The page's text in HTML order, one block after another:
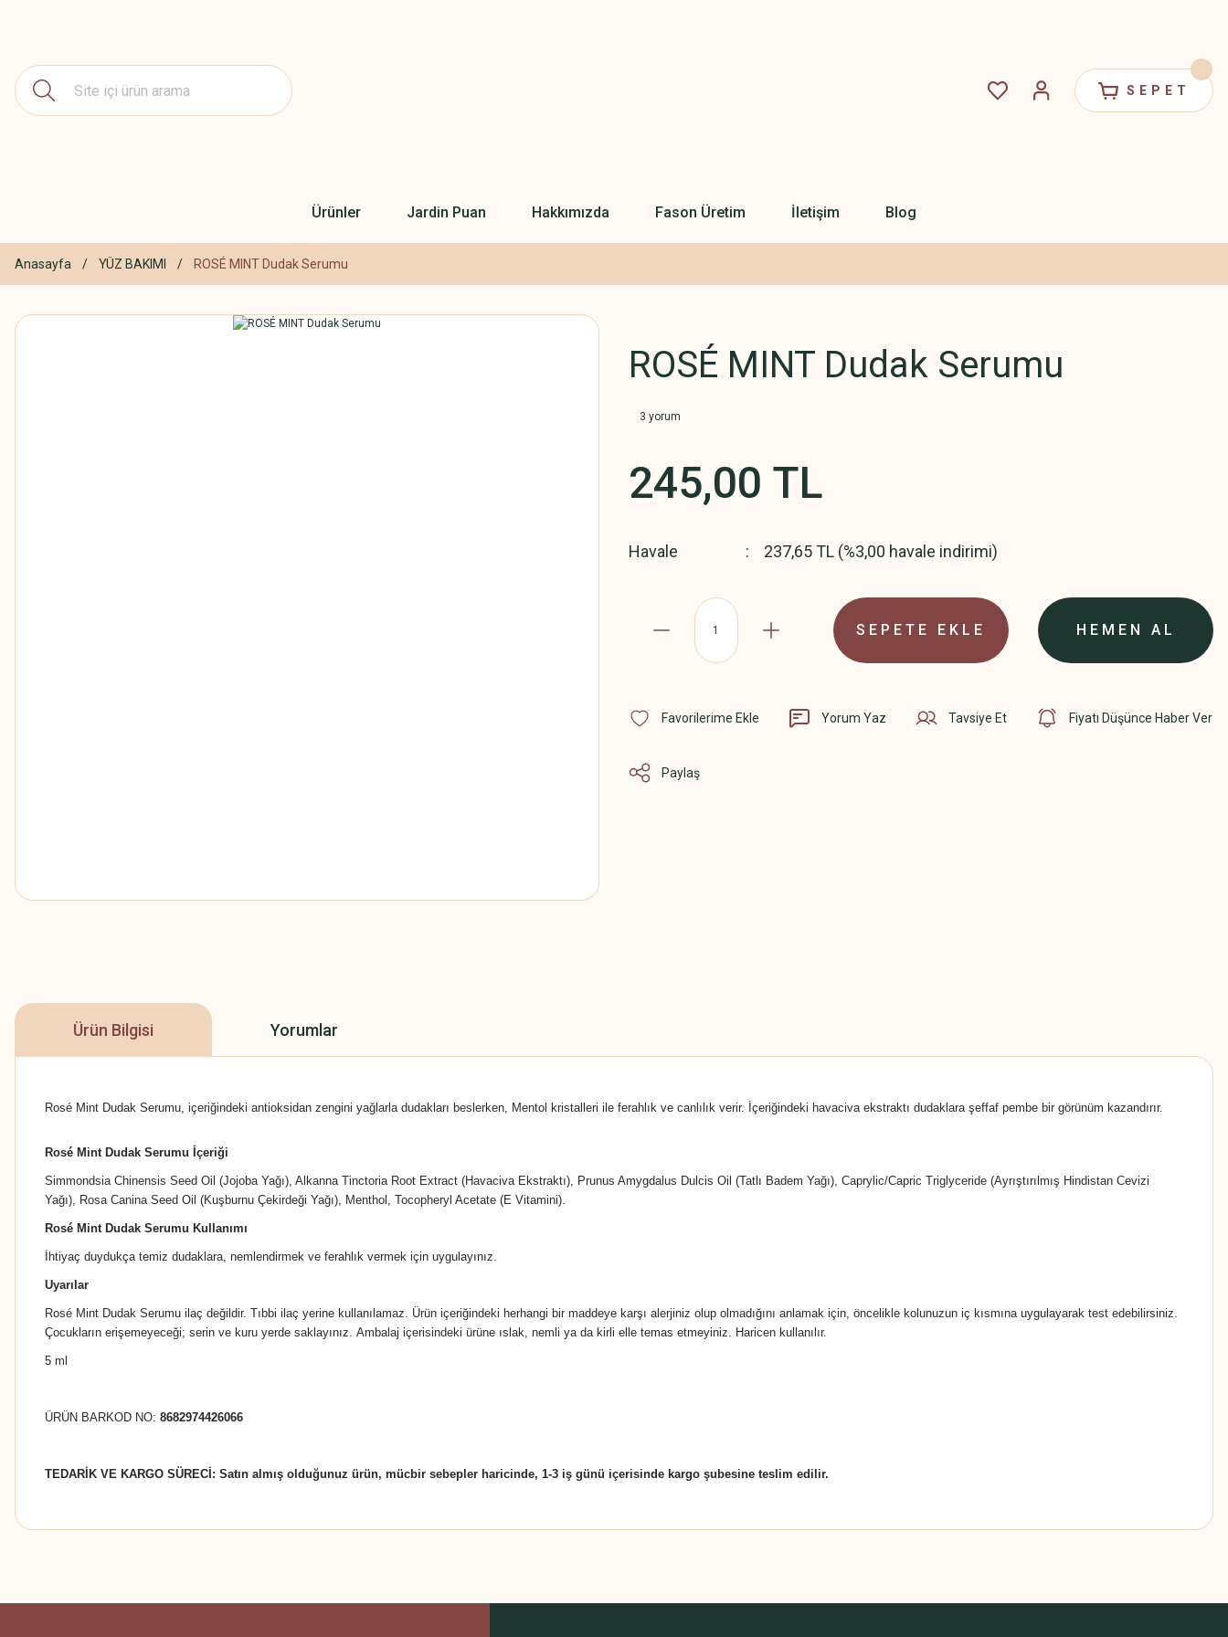
SEPET
Ürünler Jardin Puan Hakkımızda Fason Üretim İletişim Blog
Anasayfa YÜZ BAKIMI ROSÉ MINT Dudak Serumu
ROSÉ MINT Dudak Serumu
3 yorum
245,00 TL
Havale 237,65 TL (%3,00 havale indirimi)
SEPETE EKLE HEMEN AL
Yorum Yaz Tavsiye Et Fiyatı Düşünce Haber Ver
Paylaş
Ürün Bilgisi Yorumlar
Rosé Mint Dudak Serumu, içeriğindeki antioksidan zengini yağlarla dudakları beslerken, Mentol kristalleri ile ferahlık ve canlılık verir. İçeriğindeki havaciva ekstraktı dudaklara şeffaf pembe bir görünüm kazandırır.
Rosé Mint Dudak Serumu İçeriği
Simmondsia Chinensis Seed Oil (Jojoba Yağı), Alkanna Tinctoria Root Extract (Havaciva Ekstraktı), Prunus Amygdalus Dulcis Oil (Tatlı Badem Yağı), Caprylic/Capric Triglyceride (Ayrıştırılmış Hindistan Cevizi
Yağı), Rosa Canina Seed Oil (Kuşburnu Çekirdeği Yağı), Menthol, Tocopheryl Acetate (E Vitamini).
Rosé Mint Dudak Serumu Kullanımı
İhtiyaç duydukça temiz dudaklara, nemlendirmek ve ferahlık vermek için uygulayınız.
Uyarılar
Rosé Mint Dudak Serumu ilaç değildir. Tıbbi ilaç yerine kullanılamaz. Ürün içeriğindeki herhangi bir maddeye karşı alerjiniz olup olmadığını anlamak için, öncelikle kolunuzun iç kısmına uygulayarak test edebilirsiniz.
Çocukların erişemeyeceği; serin ve kuru yerde saklayınız. Ambalaj içerisindeki ürüne ıslak, nemli ya da kirli elle temas etmeyiniz. Haricen kullanılır.
5 ml
ÜRÜN BARKOD NO: 8682974426066
TEDARİK VE KARGO SÜRECİ: Satın almış olduğunuz ürün, mücbir sebepler haricinde, 1-3 iş günü içerisinde kargo şubesine teslim edilir.